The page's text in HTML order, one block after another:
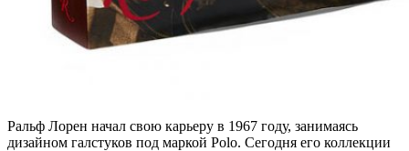
Ральф Лорен начал свою карьеру в 1967 году, занимаясь
дизайном галстуков под маркой Polo. Сегодня его коллекции